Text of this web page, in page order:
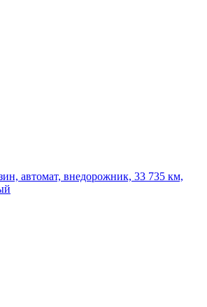
автомат, внедорожник, 33 735 км,